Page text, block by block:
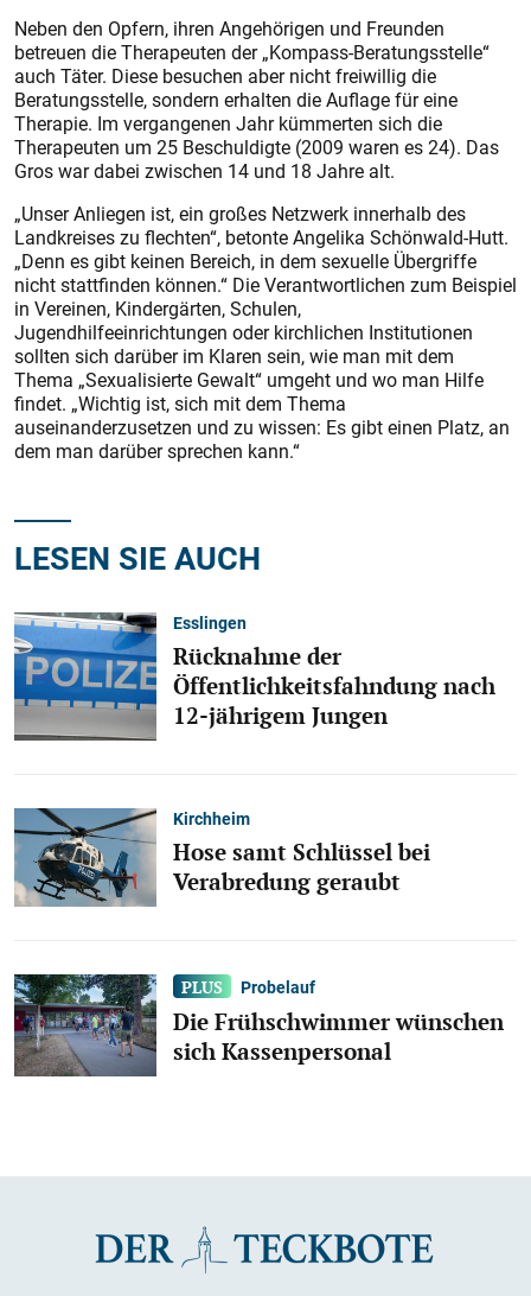
Neben den Opfern, ihren Angehörigen und Freunden
betreuen die Therapeuten der „Kompass-Beratungsstelle“
auch Täter. Diese besuchen aber nicht freiwillig die
Beratungsstelle, sondern erhalten die Auflage für eine
Therapie. Im vergangenen Jahr kümmerten sich die
Therapeuten um 25 Beschuldigte (2009 waren es 24). Das
Gros war dabei zwischen 14 und 18 Jahre alt.
„Unser Anliegen ist, ein großes Netzwerk innerhalb des
Landkreises zu flechten“, betonte Angelika Schönwald-Hutt.
„Denn es gibt keinen Bereich, in dem sexuelle Übergriffe
nicht stattfinden können.“ Die Verantwortlichen zum Beispiel
in Vereinen, Kindergärten, Schulen,
Jugendhilfeeinrichtungen oder kirchlichen Institutionen
sollten sich darüber im Klaren sein, wie man mit dem
Thema „Sexualisierte Gewalt“ umgeht und wo man Hilfe
findet. „Wichtig ist, sich mit dem Thema
auseinanderzusetzen und zu wissen: Es gibt einen Platz, an
dem man darüber sprechen kann.“
LESEN SIE AUCH
Esslingen
Rücknahme der
Öffentlichkeitsfahndung nach
12-jährigem Jungen
Kirchheim
Hose samt Schlüssel bei
Verabredung geraubt
Probelauf
Die Frühschwimmer wünschen
sich Kassenpersonal